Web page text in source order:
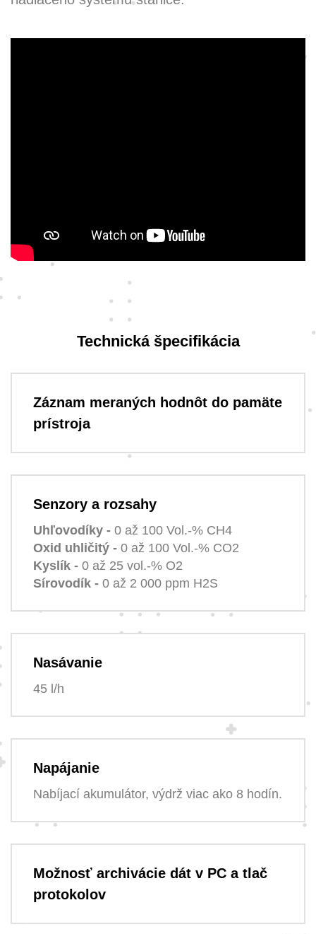
Technická špecifikácia
Záznam meraných hodnôt do pamäte
prístroja
Senzory a rozsahy
Uhľovodíky - 0 až 100 Vol.-% CH4
Oxid uhličitý - 0 až 100 Vol.-% CO2
Kyslík - 0 až 25 vol.-% O2
Sírovodík - 0 až 2 000 ppm H2S
Nasávanie
45 l/h
Napájanie
Nabíjací akumulátor, výdrž viac ako 8 hodín.
Možnosť archivácie dát v PC a tlač
protokolov